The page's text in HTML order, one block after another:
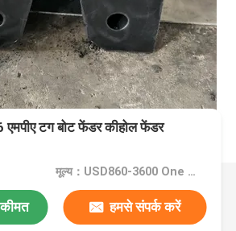
एमपीए टग बोट फेंडर कीहोल फेंडर
मूल्य：USD860-3600 One Piece
हमसे संपर्क करें